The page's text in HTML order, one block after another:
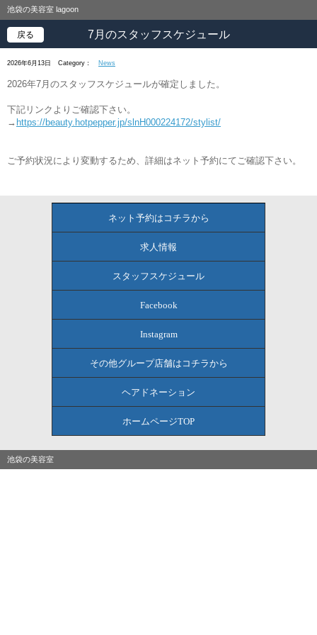
池袋の美容室 lagoon
7月のスタッフスケジュール
戻る
2026年6月13日 Category： News
2026年7月のスタッフスケジュールが確定しました。
下記リンクよりご確認下さい。
→ https://beauty.hotpepper.jp/slnH000224172/stylist/
ご予約状況により変動するため、詳細はネット予約にてご確認下さい。
ネット予約はコチラから
求人情報
スタッフスケジュール
Facebook
Instagram
その他グループ店舗はコチラから
ヘアドネーション
ホームページTOP
池袋の美容室